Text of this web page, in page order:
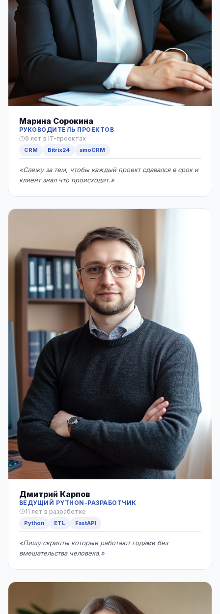
Марина Сорокина
РУКОВОДИТЕЛЬ ПРОЕКТОВ
9 лет в IT-проектах
CRM Bitrix24 amoCRM
«Слежу за тем, чтобы каждый проект сдавался в срок и
клиент знал что происходит.»
Дмитрий Карпов
ВЕДУЩИЙ PYTHON-РАЗРАБОТЧИК
11 лет в разработке
Python ETL FastAPI
«Пишу скрипты которые работают годами без
вмешательства человека.»